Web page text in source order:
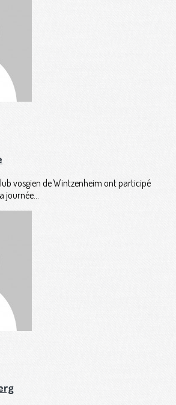
vosgien de Wintzenheim ont participé